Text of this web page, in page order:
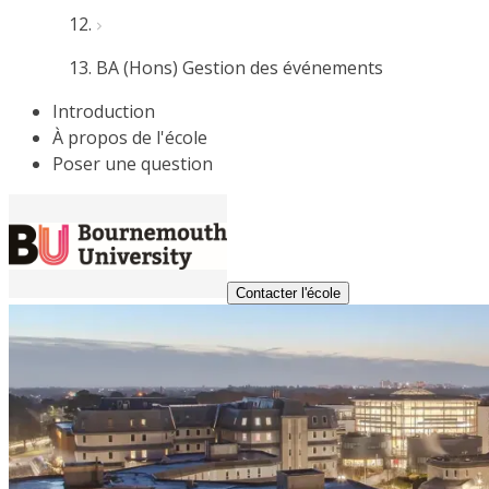
BA (Hons) Gestion des événements
Introduction
À propos de l'école
Poser une question
Contacter l'école